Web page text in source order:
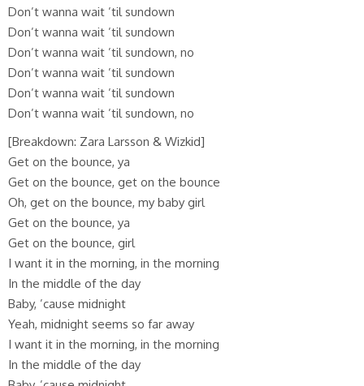
Don’t wanna wait ’til sundown
Don’t wanna wait ’til sundown
Don’t wanna wait ’til sundown, no
Don’t wanna wait ’til sundown
Don’t wanna wait ’til sundown
Don’t wanna wait ’til sundown, no
[Breakdown: Zara Larsson & Wizkid]
Get on the bounce, ya
Get on the bounce, get on the bounce
Oh, get on the bounce, my baby girl
Get on the bounce, ya
Get on the bounce, girl
I want it in the morning, in the morning
In the middle of the day
Baby, ’cause midnight
Yeah, midnight seems so far away
I want it in the morning, in the morning
In the middle of the day